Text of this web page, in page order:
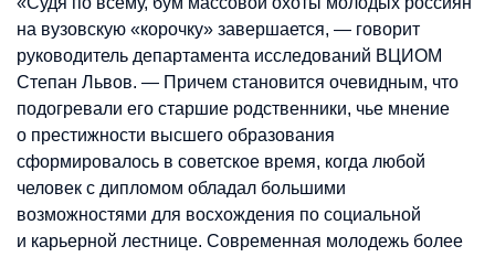
на вузовскую «корочку» завершается, — говорит
руководитель департамента исследований ВЦИОМ
Степан Львов. — Причем становится очевидным, что
подогревали его старшие родственники, чье мнение
о престижности высшего образования
сформировалось в советское время, когда любой
человек с дипломом обладал большими
возможностями для восхождения по социальной
и карьерной лестнице. Современная молодежь более